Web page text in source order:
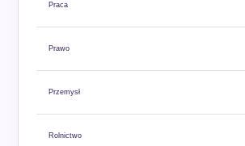
Praca
Prawo
Przemysł
Rolnictwo